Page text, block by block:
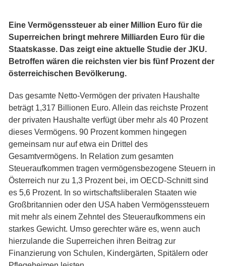
Eine Vermögenssteuer ab einer Million Euro für die
Superreichen bringt mehrere Milliarden Euro für die
Staatskasse. Das zeigt eine aktuelle Studie der JKU.
Betroffen wären die reichsten vier bis fünf Prozent der
österreichischen Bevölkerung.
Das gesamte Netto-Vermögen der privaten Haushalte
beträgt 1,317 Billionen Euro. Allein das reichste Prozent
der privaten Haushalte verfügt über mehr als 40 Prozent
dieses Vermögens. 90 Prozent kommen hingegen
gemeinsam nur auf etwa ein Drittel des
Gesamtvermögens. In Relation zum gesamten
Steueraufkommen tragen vermögensbezogene Steuern in
Österreich nur zu 1,3 Prozent bei, im OECD-Schnitt sind
es 5,6 Prozent. In so wirtschaftsliberalen Staaten wie
Großbritannien oder den USA haben Vermögenssteuern
mit mehr als einem Zehntel des Steueraufkommens ein
starkes Gewicht. Umso gerechter wäre es, wenn auch
hierzulande die Superreichen ihren Beitrag zur
Finanzierung von Schulen, Kindergärten, Spitälern oder